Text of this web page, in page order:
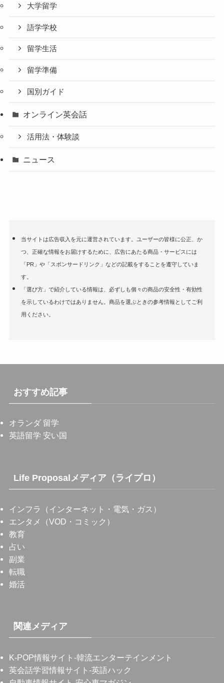
大学留学
語学学校
留学生活
留学準備
国別ガイド
オンライン英会話
活用法・体験談
ニュース
当サイトは広告収入を元に運営されています。ユーザーの皆様に公正、か
つ、正確な情報をお届けするために、広告にあたる商品・サービスには
「PR」や「スポンサードリンク」などの記載をすることを遵守していま
す。
「選び方」で紹介している情報は、必ずしも個々の商品の安全性・有効性
を示しているわけではありません。商品を選ぶときの参考情報としてご利
用ください。
おすすめ記事
オランダ 留学
英語留学 安い国
Life Proposalメディア（ライプロ）
インフラ（インターネット・電気・ガス）
エンタメ（VOD・コミック）
教育
占い
副業
転職
婚活
関連メディア
K-POP情報サイト -韓流エンターテインメント
英会話学習情報サイト -英語ハック